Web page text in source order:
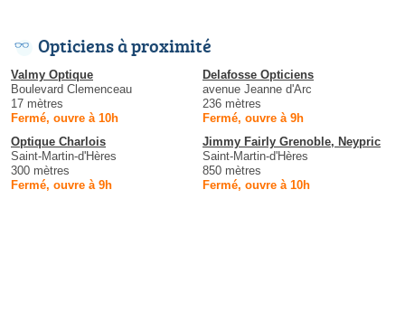
Opticiens à proximité
Valmy Optique
Boulevard Clemenceau
17 mètres
Fermé, ouvre à 10h
Delafosse Opticiens
avenue Jeanne d'Arc
236 mètres
Fermé, ouvre à 9h
Optique Charlois
Saint-Martin-d'Hères
300 mètres
Fermé, ouvre à 9h
Jimmy Fairly Grenoble, Neypric
Saint-Martin-d'Hères
850 mètres
Fermé, ouvre à 10h